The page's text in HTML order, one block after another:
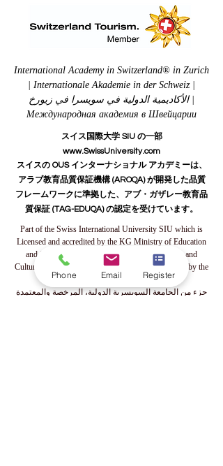
International Academy in Switzerland® in Zurich
| Internationale Akademie in der Schweiz |
الأكاديمية الدولية في سويسرا في زيورخ |
Международная академия в Швейцарии
スイス国際大学 SIU の一部
www.SwissUniversity.com
スイスの OUS インターナショナル アカデミーは、
アラブ教育品質保証機構 (AROQA) が開発した品質
フレームワークに準拠した、アブ・ガザレー教育品
質保証 (TAG-EDUQA) の認定を受けています。
Part of the Swiss International University SIU which is
Licensed and accredited by the KG Ministry of Education
and Science, allowed by the Board of Education and
Culture in Switzerland, and Approved and permitted by the
Phone Email Register